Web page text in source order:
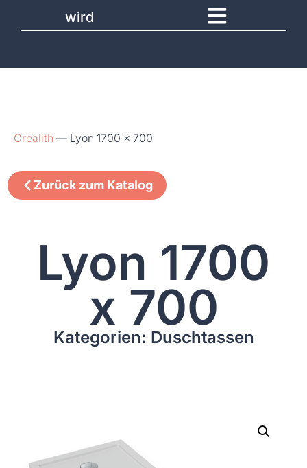
wird
Crealith — Lyon 1700 x 700
Zurück zum Katalog
Lyon 1700
x 700
Kategorien: Duschtassen